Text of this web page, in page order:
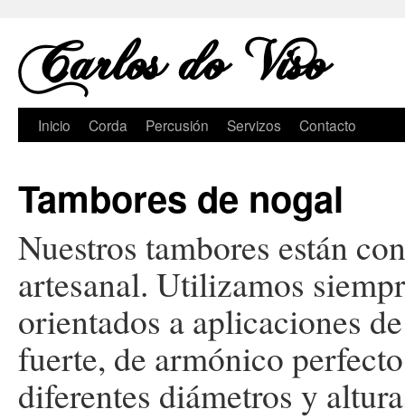
Carlos do Viso
Saltar
contido
Inicio Corda Percusión Servizos Contacto
Tambores de nogal
Nuestros tambores están
artesanal. Utilizamos
orientados a aplicaciones
fuerte, de armónico
diferentes diámetros y